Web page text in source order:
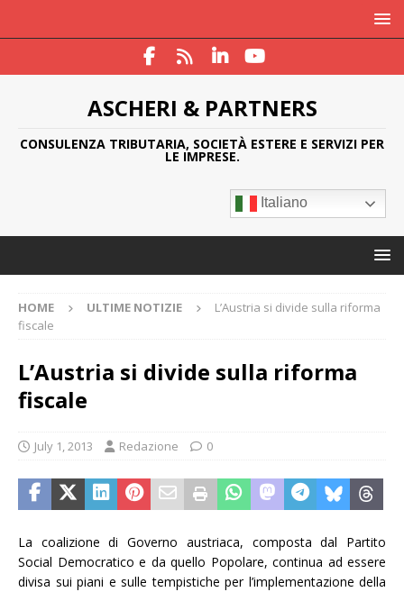
ASCHERI & PARTNERS
CONSULENZA TRIBUTARIA, SOCIETÀ ESTERE E SERVIZI PER
LE IMPRESE.
Italiano
HOME ULTIME NOTIZIE
L’Austria si divide sulla riforma
fiscale
L’Austria si divide sulla riforma
fiscale
July 1, 2013 Redazione 0
La coalizione di Governo austriaca, composta dal Partito
Social Democratico e da quello Popolare, continua ad essere
divisa sui piani e sulle tempistiche per l’implementazione della